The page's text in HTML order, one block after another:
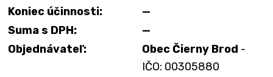
Koniec účinnosti:
—
Suma s DPH:
—
Objednávateľ:
Obec Čierny Brod -
IČO: 00305880